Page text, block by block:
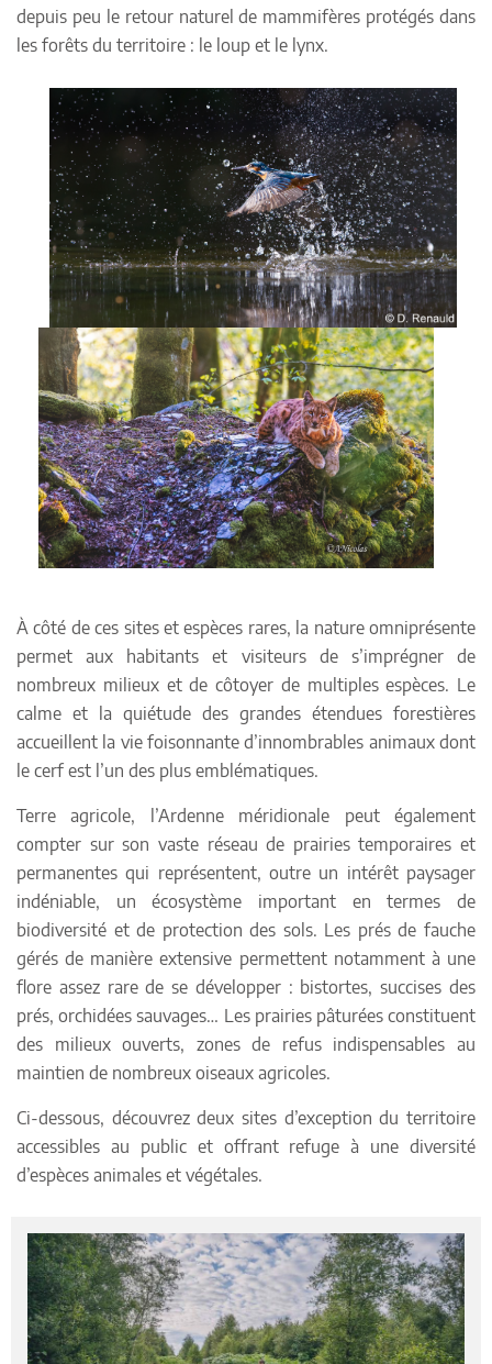
depuis peu le retour naturel de mammifères protégés dans
les forêts du territoire : le loup et le lynx.
À côté de ces sites et espèces rares, la nature omniprésente
permet aux habitants et visiteurs de s’imprégner de
nombreux milieux et de côtoyer de multiples espèces. Le
calme et la quiétude des grandes étendues forestières
accueillent la vie foisonnante d’innombrables animaux dont
le cerf est l’un des plus emblématiques.
Terre agricole, l’Ardenne méridionale peut également
compter sur son vaste réseau de prairies temporaires et
permanentes qui représentent, outre un intérêt paysager
indéniable, un écosystème important en termes de
biodiversité et de protection des sols. Les prés de fauche
gérés de manière extensive permettent notamment à une
flore assez rare de se développer : bistortes, succises des
prés, orchidées sauvages… Les prairies pâturées constituent
des milieux ouverts, zones de refus indispensables au
maintien de nombreux oiseaux agricoles.
Ci-dessous, découvrez deux sites d’exception du territoire
accessibles au public et offrant refuge à une diversité
d’espèces animales et végétales.